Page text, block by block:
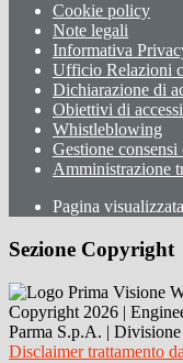
Cookie policy
Note legali
Informativa
Ufficio Relazioni
Dichiarazione di
Obiettivi di
Whistleblowing
Gestione
Amministrazione
Pagina visualizzata
Sezione Copyright
Copyright 2026 |
Parma S.p.A. |
Disclaimer trattamento